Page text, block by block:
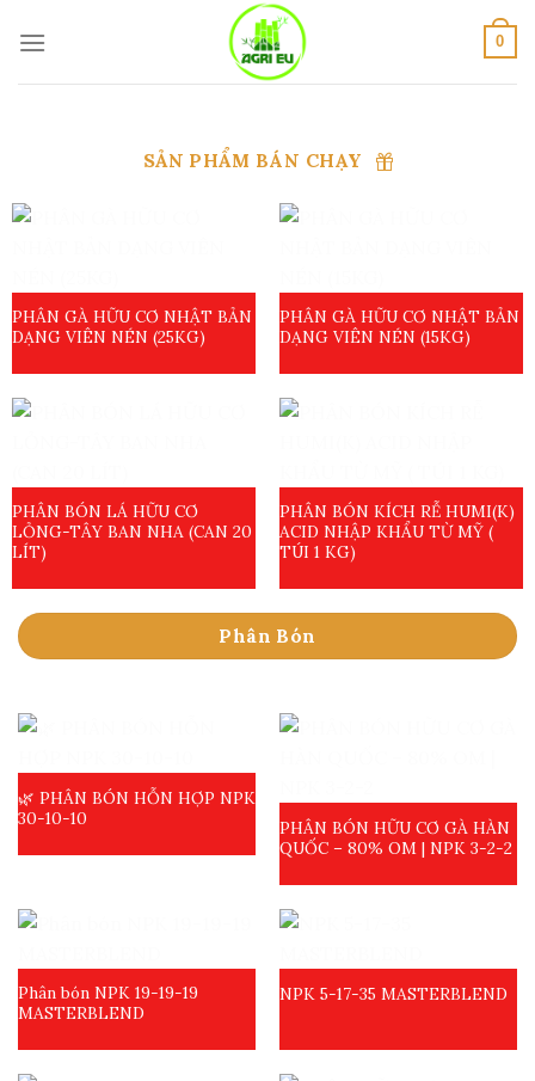
0
SẢN PHẨM BÁN CHẠY
PHÂN GÀ HỮU CƠ NHẬT BẢN
DẠNG VIÊN NÉN (25KG)
PHÂN GÀ HỮU CƠ NHẬT BẢN
DẠNG VIÊN NÉN (15KG)
PHÂN BÓN LÁ HỮU CƠ
LỎNG-TÂY BAN NHA (CAN 20
LÍT)
PHÂN BÓN KÍCH RỄ HUMI(K)
ACID NHẬP KHẨU TỪ MỸ (
TÚI 1 KG)
Phân Bón
🌿 PHÂN BÓN HỖN HỢP NPK
30-10-10
PHÂN BÓN HỮU CƠ GÀ HÀN
QUỐC – 80% OM | NPK 3-2-2
Phân bón NPK 19-19-19
MASTERBLEND
NPK 5-17-35 MASTERBLEND